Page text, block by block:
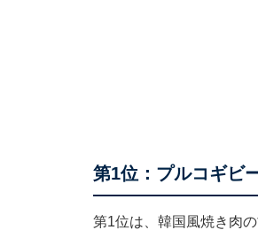
第1位：プルコギビ
第1位は、韓国風焼き肉